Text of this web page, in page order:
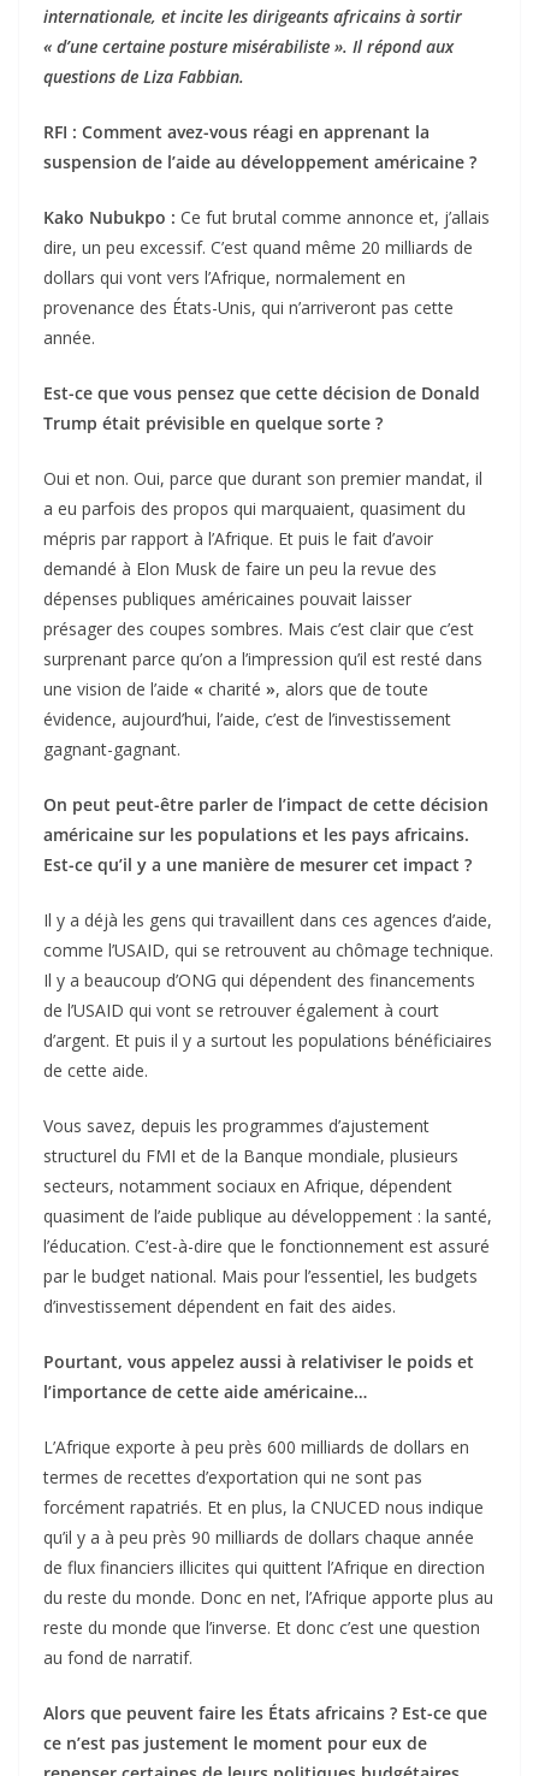
internationale, et incite les dirigeants africains à sortir
« d’une certaine posture misérabiliste ». Il répond aux
questions de Liza Fabbian.
RFI : Comment avez-vous réagi en apprenant la
suspension de l’aide au développement américaine ?
Kako Nubukpo : Ce fut brutal comme annonce et, j’allais
dire, un peu excessif. C’est quand même 20 milliards de
dollars qui vont vers l’Afrique, normalement en
provenance des États-Unis, qui n’arriveront pas cette
année.
Est-ce que vous pensez que cette décision de Donald
Trump était prévisible en quelque sorte ?
Oui et non. Oui, parce que durant son premier mandat, il
a eu parfois des propos qui marquaient, quasiment du
mépris par rapport à l’Afrique. Et puis le fait d’avoir
demandé à Elon Musk de faire un peu la revue des
dépenses publiques américaines pouvait laisser
présager des coupes sombres. Mais c’est clair que c’est
surprenant parce qu’on a l’impression qu’il est resté dans
une vision de l’aide « charité », alors que de toute
évidence, aujourd’hui, l’aide, c’est de l’investissement
gagnant-gagnant.
On peut peut-être parler de l’impact de cette décision
américaine sur les populations et les pays africains.
Est-ce qu’il y a une manière de mesurer cet impact ?
Il y a déjà les gens qui travaillent dans ces agences d’aide,
comme l’USAID, qui se retrouvent au chômage technique.
Il y a beaucoup d’ONG qui dépendent des financements
de l’USAID qui vont se retrouver également à court
d’argent. Et puis il y a surtout les populations bénéficiaires
de cette aide.
Vous savez, depuis les programmes d’ajustement
structurel du FMI et de la Banque mondiale, plusieurs
secteurs, notamment sociaux en Afrique, dépendent
quasiment de l’aide publique au développement : la santé,
l’éducation. C’est-à-dire que le fonctionnement est assuré
par le budget national. Mais pour l’essentiel, les budgets
d’investissement dépendent en fait des aides.
Pourtant, vous appelez aussi à relativiser le poids et
l’importance de cette aide américaine…
L’Afrique exporte à peu près 600 milliards de dollars en
termes de recettes d’exportation qui ne sont pas
forcément rapatriés. Et en plus, la CNUCED nous indique
qu’il y a à peu près 90 milliards de dollars chaque année
de flux financiers illicites qui quittent l’Afrique en direction
du reste du monde. Donc en net, l’Afrique apporte plus au
reste du monde que l’inverse. Et donc c’est une question
au fond de narratif.
Alors que peuvent faire les États africains ? Est-ce que
ce n’est pas justement le moment pour eux de